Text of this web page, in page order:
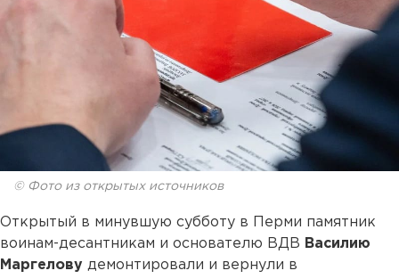
© Фото из открытых источников
Открытый в минувшую субботу в Перми памятник
воинам-десантникам и основателю ВДВ Василию
Маргелову демонтировали и вернули в